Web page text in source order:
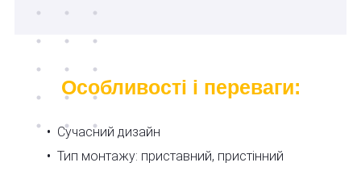
Особливості і переваги:
Сучасний дизайн
Тип монтажу: приставний, пристінний